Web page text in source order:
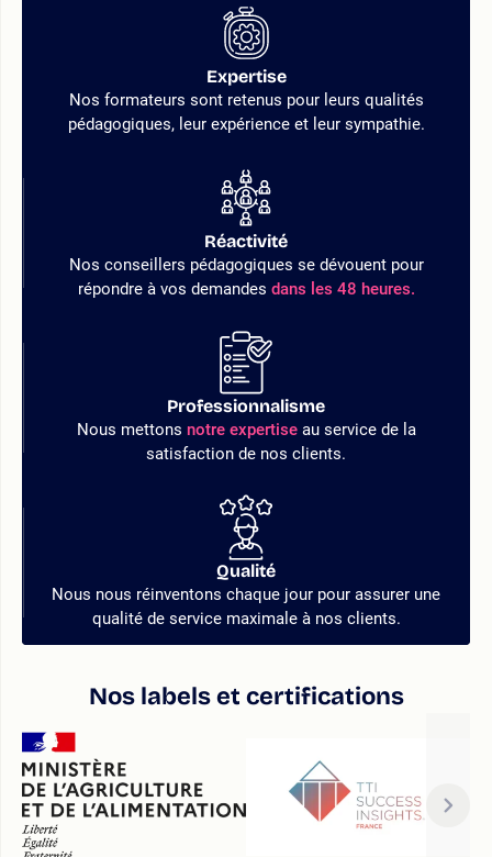
Expertise
Nos formateurs sont retenus pour leurs qualités
pédagogiques, leur expérience et leur sympathie.
Réactivité
Nos conseillers pédagogiques se dévouent pour
répondre à vos demandes dans les 48 heures.
Professionnalisme
Nous mettons notre expertiseau service de la
satisfaction de nos clients.
Qualité
Nous nous réinventons chaque jour pour assurer une
qualité de service maximale à nos clients.
Nos labels et certifications